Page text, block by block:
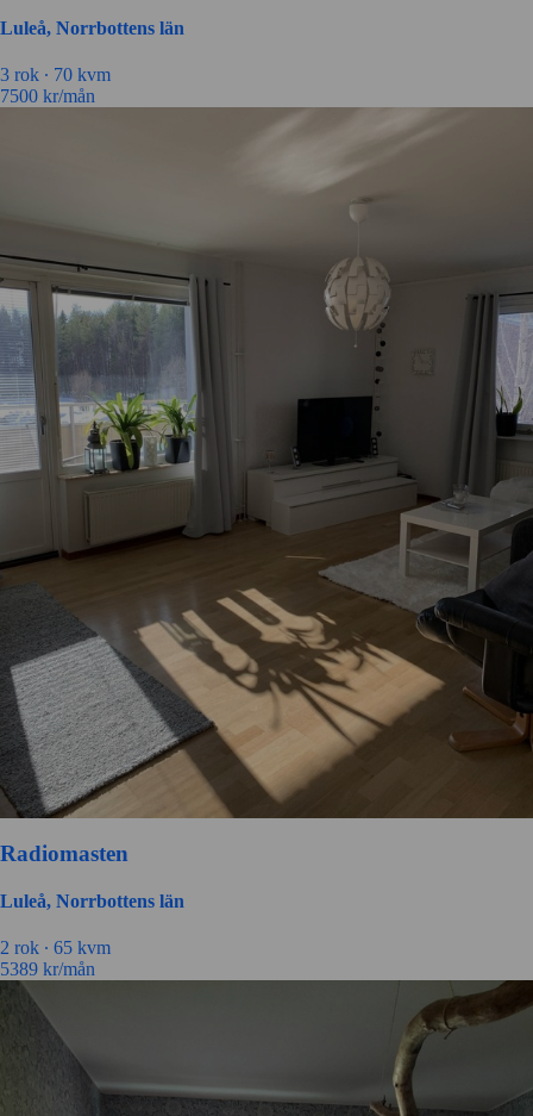
Luleå, Norrbottens län
3 rok ∙ 70 kvm
7500 kr/mån
Radiomasten
Luleå, Norrbottens län
2 rok ∙ 65 kvm
5389 kr/mån